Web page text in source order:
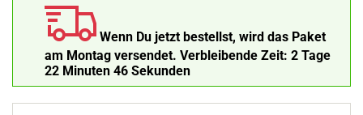
Wenn Du jetzt bestellst, wird das Paket
am Montag versendet. Verbleibende Zeit: 2 Tage
22 Minuten 45 Sekunden